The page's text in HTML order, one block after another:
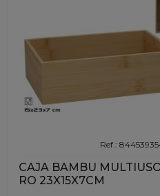
Ref.:
CAJA BAMBU
RO 23X15X7CM